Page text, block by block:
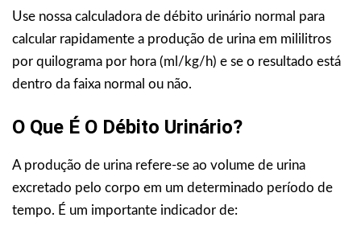
Use nossa calculadora de débito urinário normal para
calcular rapidamente a produção de urina em mililitros
por quilograma por hora (ml/kg/h) e se o resultado está
dentro da faixa normal ou não.
O Que É O Débito Urinário?
A produção de urina refere-se ao volume de urina
excretado pelo corpo em um determinado período de
tempo. É um importante indicador de: